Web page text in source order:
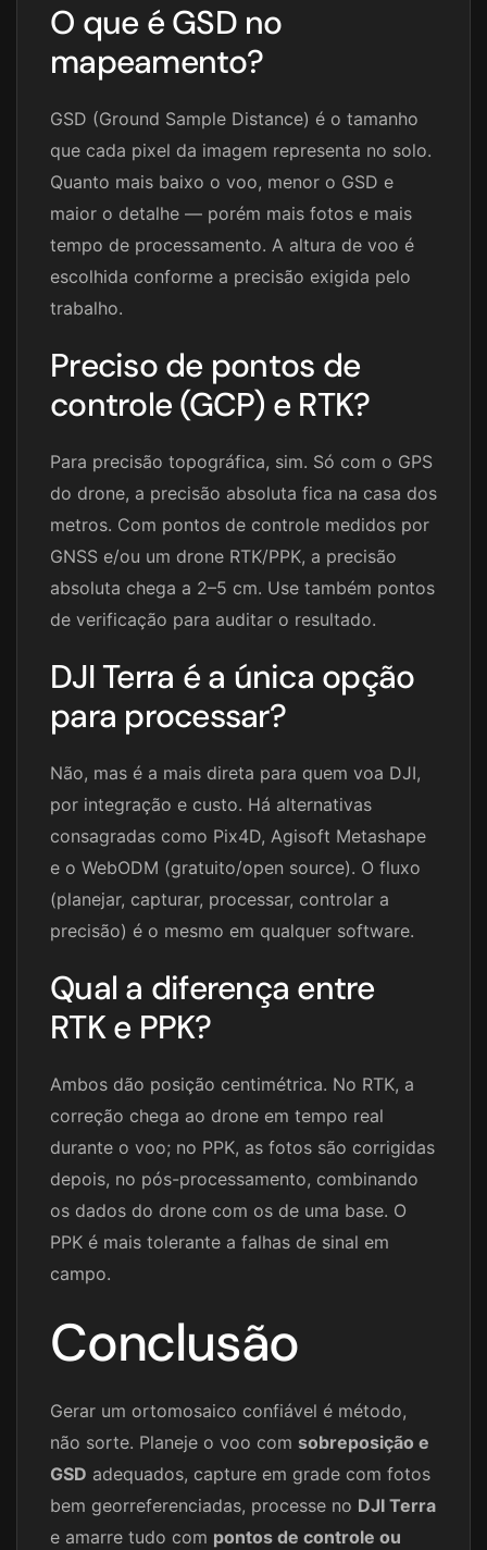
O que é GSD no
mapeamento?
GSD (Ground Sample Distance) é o tamanho
que cada pixel da imagem representa no solo.
Quanto mais baixo o voo, menor o GSD e
maior o detalhe — porém mais fotos e mais
tempo de processamento. A altura de voo é
escolhida conforme a precisão exigida pelo
trabalho.
Preciso de pontos de
controle (GCP) e RTK?
Para precisão topográfica, sim. Só com o GPS
do drone, a precisão absoluta fica na casa dos
metros. Com pontos de controle medidos por
GNSS e/ou um drone RTK/PPK, a precisão
absoluta chega a 2–5 cm. Use também pontos
de verificação para auditar o resultado.
DJI Terra é a única opção
para processar?
Não, mas é a mais direta para quem voa DJI,
por integração e custo. Há alternativas
consagradas como Pix4D, Agisoft Metashape
e o WebODM (gratuito/open source). O fluxo
(planejar, capturar, processar, controlar a
precisão) é o mesmo em qualquer software.
Qual a diferença entre
RTK e PPK?
Ambos dão posição centimétrica. No RTK, a
correção chega ao drone em tempo real
durante o voo; no PPK, as fotos são corrigidas
depois, no pós-processamento, combinando
os dados do drone com os de uma base. O
PPK é mais tolerante a falhas de sinal em
campo.
Conclusão
Gerar um ortomosaico confiável é método,
não sorte. Planeje o voo com sobreposição e
GSD adequados, capture em grade com fotos
bem georreferenciadas, processe no DJI Terra
e amarre tudo com pontos de controle ou